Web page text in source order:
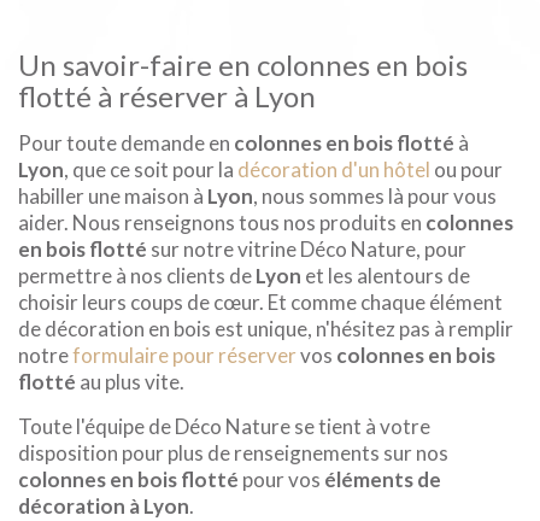
Un savoir-faire en colonnes en bois
flotté à réserver à Lyon
Pour toute demande en colonnes en bois flotté à
Lyon, que ce soit pour la décoration d'un hôtel ou pour
habiller une maison à Lyon, nous sommes là pour vous
aider. Nous renseignons tous nos produits en colonnes
en bois flotté sur notre vitrine Déco Nature, pour
permettre à nos clients deLyon et les alentours de
choisir leurs coups de cœur. Et comme chaque élément
de décoration en bois est unique, n'hésitez pas à remplir
notreformulaire pour réservervos colonnes en bois
flotté au plus vite.
Toute l'équipe de Déco Nature se tient à votre
disposition pour plus de renseignements sur nos
colonnes en bois flotté pour vos éléments de
décoration à Lyon.